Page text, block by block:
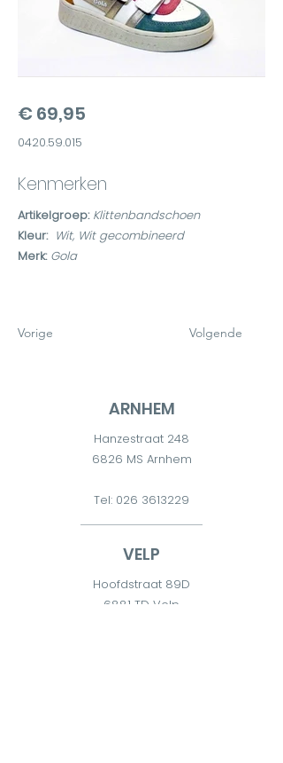
€ 69,95
0420.59.015
Kenmerken
Artikelgroep: Klittenbandschoen
Kleur: Wit, Wit gecombineerd
Merk:Gola
Vorige Volgende
ARNHEM
Hanzestraat 248
6826 MS Arnhem
Tel: 026 3613229
VELP
Hoofdstraat 89D
6881 TD Velp